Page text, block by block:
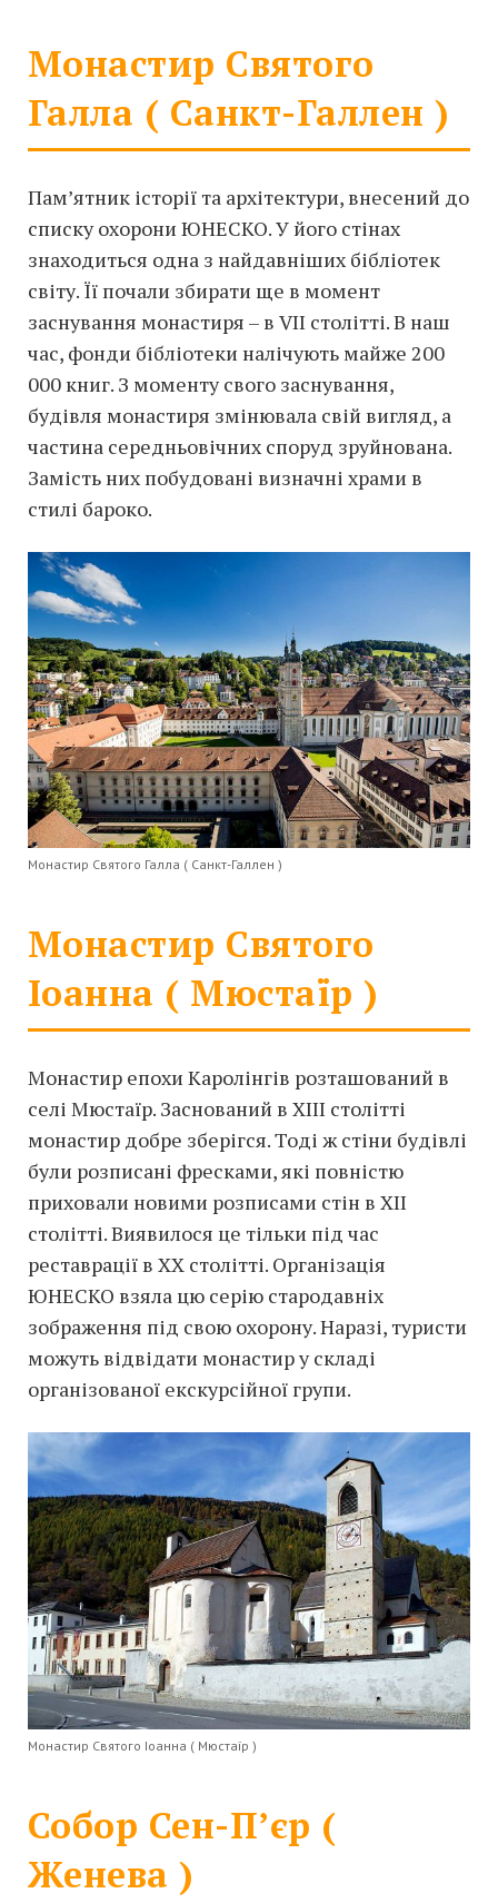
Монастир Святого
Галла ( Санкт-Галлен )
Пам’ятник історії та архітектури, внесений до
списку охорони ЮНЕСКО. У його стінах
знаходиться одна з найдавніших бібліотек
світу. Її почали збирати ще в момент
заснування монастиря – в VII столітті. В наш
час, фонди бібліотеки налічують майже 200
000 книг. З моменту свого заснування,
будівля монастиря змінювала свій вигляд, а
частина середньовічних споруд зруйнована.
Замість них побудовані визначні храми в
стилі бароко.
Монастир Святого Галла ( Санкт-Галлен )
Монастир Святого
Іоанна ( Мюстаїр )
Монастир епохи Каролінгів розташований в
селі Мюстаїр. Заснований в XIII столітті
монастир добре зберігся. Тоді ж стіни будівлі
були розписані фресками, які повністю
приховали новими розписами стін в XII
столітті. Виявилося це тільки під час
реставрації в XX столітті. Організація
ЮНЕСКО взяла цю серію стародавніх
зображення під свою охорону. Наразі, туристи
можуть відвідати монастир у складі
організованої екскурсійної групи.
Монастир Святого Іоанна ( Мюстаїр )
Собор Сен-П’єр (
Женева )